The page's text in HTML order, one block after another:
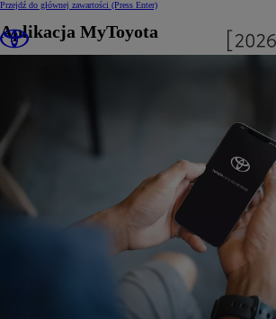
Przejdź do głównej zawartości (Press Enter)
Aplikacja MyToyota